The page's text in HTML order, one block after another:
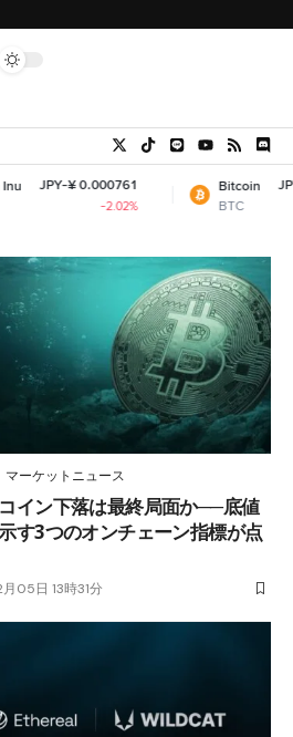
¥ 0.000761
Bitcoin
BTC
JPY-¥
マーケットニュース
イン下落は最終局面か──底値
す3つのオンチェーン指標が点
05日 13時31分